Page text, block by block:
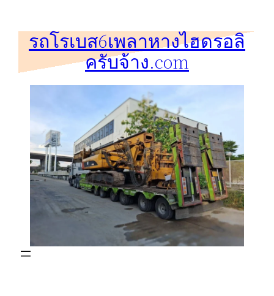
รถโรเบส6เพลาหางไฮดรอลิ
ครับจ้าง.com